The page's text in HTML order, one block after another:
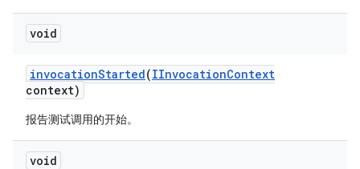
void
invocationStarted(IInvocationContext
context)
报告测试调用的开始。
void